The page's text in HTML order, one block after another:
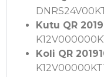
Kutu QR
Koli QR